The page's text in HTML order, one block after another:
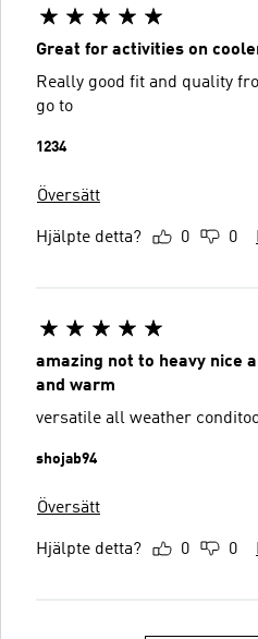
Great for activities on
Really good fit and quality
go to
1234
Översätt
Hjälpte detta? 0 0
amazing not to heavy nice
and warm
versatile all weather
shojab94
Översätt
Hjälpte detta? 0 0